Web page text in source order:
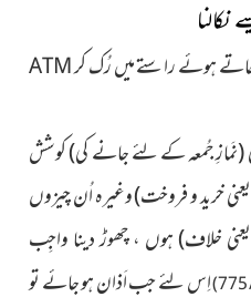
نکالنا
ہوئے راستے میں رُککرATM
(نَمازِ جُمعہ کے لئے جانے کی)کوشش
خرید و فروخت)وغیرہ اُن چیزوں
خلاف)ہوں ، چھوڑ دینا واجِب
اِس لئے جب اَذان ہو جائے تو